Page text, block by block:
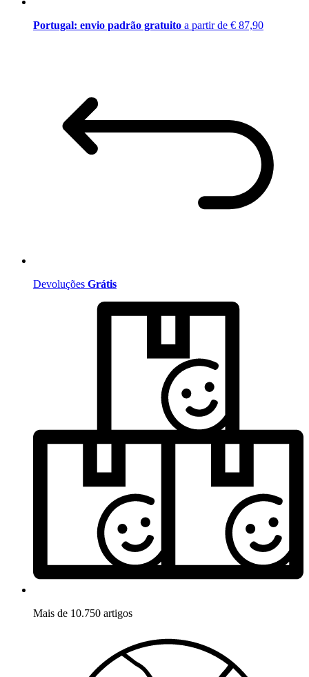
Portugal: envio padrão gratuito a partir de € 87,90
Devoluções Grátis
Mais de 10.750 artigos